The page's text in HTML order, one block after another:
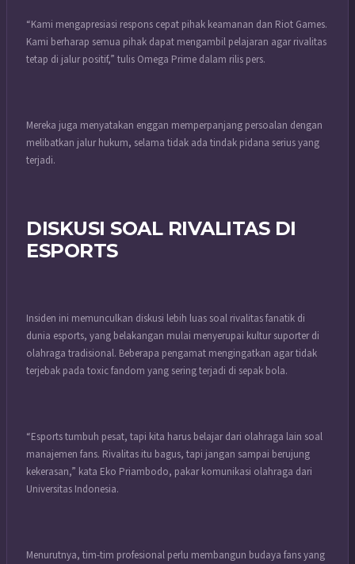
“Kami mengapresiasi respons cepat pihak keamanan dan Riot Games.
Kami berharap semua pihak dapat mengambil pelajaran agar rivalitas
tetap di jalur positif,” tulis Omega Prime dalam rilis pers.
Mereka juga menyatakan enggan memperpanjang persoalan dengan
melibatkan jalur hukum, selama tidak ada tindak pidana serius yang
terjadi.
DISKUSI SOAL RIVALITAS DI
ESPORTS
Insiden ini memunculkan diskusi lebih luas soal rivalitas fanatik di
dunia esports, yang belakangan mulai menyerupai kultur suporter di
olahraga tradisional. Beberapa pengamat mengingatkan agar tidak
terjebak pada toxic fandom yang sering terjadi di sepak bola.
“Esports tumbuh pesat, tapi kita harus belajar dari olahraga lain soal
manajemen fans. Rivalitas itu bagus, tapi jangan sampai berujung
kekerasan,” kata Eko Priambodo, pakar komunikasi olahraga dari
Universitas Indonesia.
Menurutnya, tim-tim profesional perlu membangun budaya fans yang